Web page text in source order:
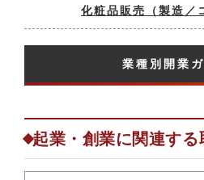
化粧品販売（製造／
業種別開業
起業・創業に関連する